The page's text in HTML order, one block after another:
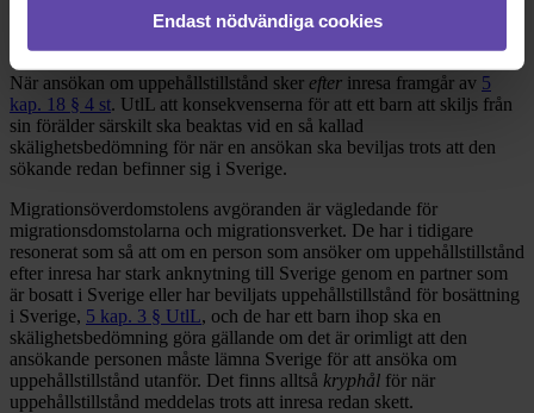
Endast nödvändiga cookies
då med tvång, vilket kan vara viktigt att komma ihåg. Det finns dock
När ansökan om uppehållstillstånd sker efter inresa framgår av 5
kap. 18 § 4 st. UtlL att konsekvenserna för att ett barn att skiljs från
sin förälder särskilt ska beaktas vid en så kallad
skälighetsbedömning för när en ansökan ska beviljas trots att den
sökande redan befinner sig i Sverige.
Migrationsöverdomstolens avgöranden är vägledande för
migrationsdomstolarna och migrationsverket. De har i tidigare
resonerat som så att om en person som ansöker om uppehållstillstånd
efter inresa har stark anknytning till Sverige genom en partner som
är bosatt i Sverige eller har beviljats uppehållstillstånd för bosättning
i Sverige, 5 kap. 3 § UtlL, och de har ett barn ihop ska en
skälighetsbedömning göra gällande om det är orimligt att den
ansökande personen måste lämna Sverige för att ansöka om
uppehållstillstånd utanför. Det finns alltså kryphål för när
uppehållstillstånd meddelas trots att inresa redan skett.